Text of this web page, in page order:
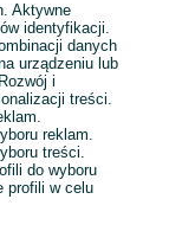
Aktywne
identyfikacji.
danych
urządzeniu lub
i
treści.
reklam.
treści.
do wyboru
profili w celu